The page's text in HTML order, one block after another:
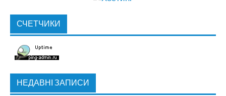
СЧЕТЧИКИ
НЕДАВНІ ЗАПИСИ